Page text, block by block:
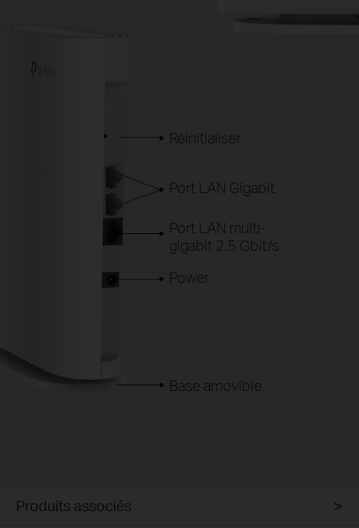
Réinitialiser
Port LAN Gigabit
Port LAN multi-
gigabit 2,5 Gbit/s
Power
Base amovible
Produits associés